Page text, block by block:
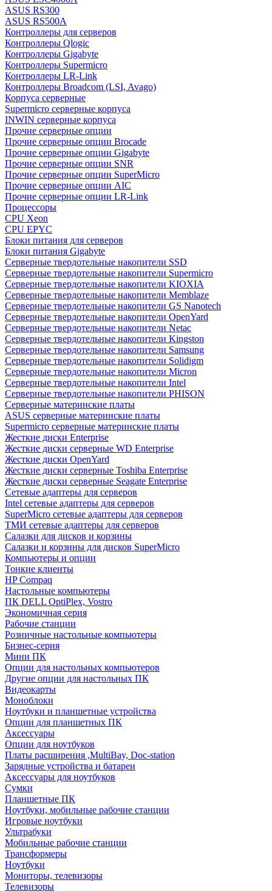
ASUS RS300
ASUS RS500A
Контроллеры для серверов
Контроллеры Qlogic
Контроллеры Gigabyte
Контроллеры Supermicro
Контроллеры LR-Link
Контроллеры Broadcom (LSI, Avago)
Корпуса серверные
Supermicro серверные корпуса
INWIN серверные корпуса
Прочие серверные опции
Прочие серверные опции Brocade
Прочие серверные опции Gigabyte
Прочие серверные опции SNR
Прочие серверные опции SuperMicro
Прочие серверные опции AIC
Прочие серверные опции LR-Link
Процессоры
CPU Xeon
CPU EPYC
Блоки питания для серверов
Блоки питания Gigabyte
Серверные твердотельные накопители SSD
Cерверные твердотельные накопители Supermicro
Cерверные твердотельные накопители KIOXIA
Cерверные твердотельные накопители Memblaze
Cерверные твердотельные накопители GS Nanotech
Серверные твердотельные накопители OpenYard
Серверные твердотельные накопители Netac
Cерверные твердотельные накопители Kingston
Cерверные твердотельные накопители Samsung
Cерверные твердотельные накопители Solidigm
Cерверные твердотельные накопители Micron
Cерверные твердотельные накопители Intel
Cерверные твердотельные накопители PHISON
Серверные материнские платы
ASUS серверные материнские платы
Supermicro серверные материнские платы
Жесткие диски Enterprise
Жесткие диски серверные WD Enterprise
Жесткие диски OpenYard
Жесткие диски серверные Toshiba Enterprise
Жесткие диски серверные Seagate Enterprise
Сетевые адаптеры для серверов
Intel сетевые адаптеры для серверов
SuperMicro сетевые адаптеры для серверов
ТМИ сетевые адаптеры для серверов
Салазки для дисков и корзины
Салазки и корзины для дисков SuperMicro
Компьютеры и опции
Тонкие клиенты
HP Compaq
Настольные компьютеры
ПК DELL OptiPlex, Vostro
Экономичная серия
Рабочие станции
Розничные настольные компьютеры
Бизнес-серия
Мини ПК
Опции для настольных компьютеров
Другие опции для настольных ПК
Видеокарты
Моноблоки
Ноутбуки и планшетные устройства
Опции для планшетных ПК
Аксессуары
Опции для ноутбуков
Платы расширения ,MultiBay, Doc-station
Зарядные устройства и батареи
Аксессуары для ноутбуков
Сумки
Планшетные ПК
Ноутбуки, мобильные рабочие станции
Игровые ноутбуки
Ультрабуки
Мобильные рабочие станции
Трансформеры
Ноутбуки
Мониторы, телевизоры
Телевизоры